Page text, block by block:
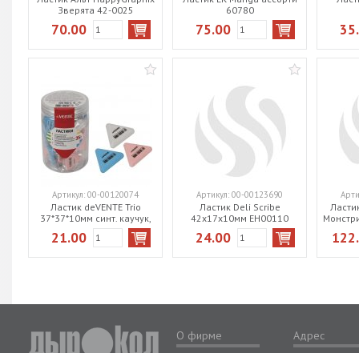
Зверята 42-0025
70.00
60780
75.00
Ластик deVENTE Trio
37*37*10мм синт. каучук,
dust-free 4070902
треуг.цветной
Артикул: 00-00120074
21.00
Ластик Deli Scribe
42x17x10мм EH00110
белый
Артикул: 00-00123690
24.00
О фирме
Адрес